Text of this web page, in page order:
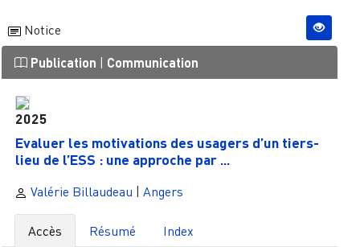
Notice
Publication Communication
2025
Evaluer les motivations des usagers d’un tiers-
lieu de l’ESS : une approche par ...
Valérie Billaudeau | Angers
Accès Résumé Index